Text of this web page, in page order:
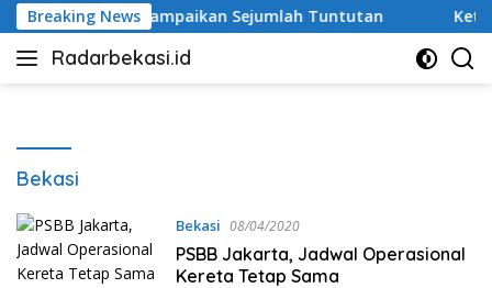
Langsung
ke
konten
Breaking News
Warga Sampaikan Sejumlah Tuntutan Ketua
Radarbekasi.id
Berita
Bekasi
Bekasi 08/04/2020
PSBB Jakarta, Jadwal Operasional
Kereta Tetap Sama